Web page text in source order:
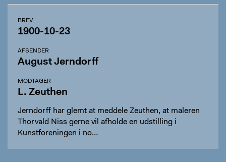
BREV
1900-10-23
AFSENDER
August Jerndorff
MODTAGER
L. Zeuthen
Jerndorff har glemt at meddele Zeuthen, at maleren
Thorvald Niss gerne vil afholde en udstilling i
Kunstforeningen i no…